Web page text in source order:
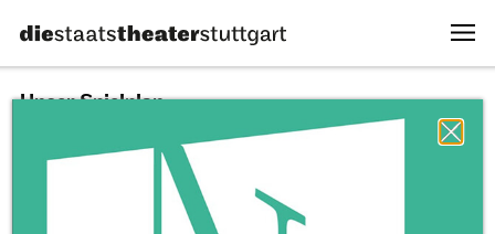
Unser Spielplan
08.08.2026 Alle Sparten